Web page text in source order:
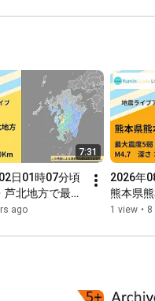
7:31
日01時07分頃
北地方で最大
た地震【切り
ago
2026年
熊本県
弱を観
ト】
1 view • 8